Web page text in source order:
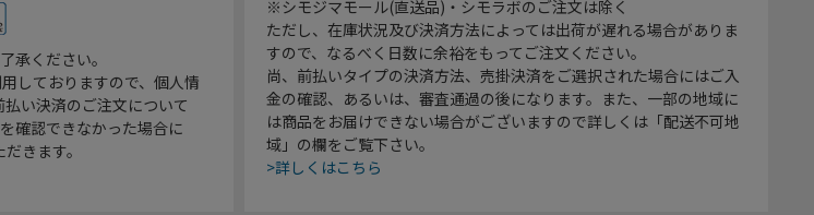
承ください。
しておりますので、個人情
い決済のご注文について
確認できなかった場合に
きます。
※シモジマモール(直送品)・シモラボのご注文は除く
ただし、在庫状況及び決済方法によっては出荷が遅れる場合がありま
すので、なるべく日数に余裕をもってご注文ください。
尚、前払いタイプの決済方法、売掛決済をご選択された場合にはご入
金の確認、あるいは、審査通過の後になります。また、一部の地域に
は商品をお届けできない場合がございますので詳しくは「配送不可地
域」の欄をご覧下さい。
>詳しくはこちら